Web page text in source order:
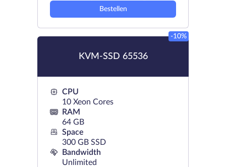
Bestellen
KVM-SSD 65536
-10%
CPU
10 Xeon Cores
RAM
64 GB
Space
300 GB SSD
Bandwidth
Unlimited